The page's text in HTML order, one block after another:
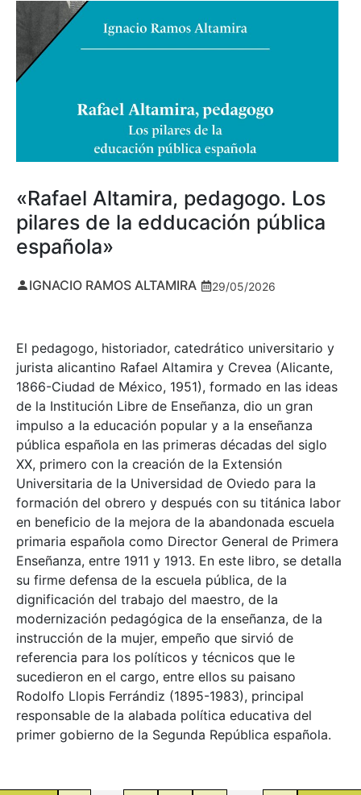
«Rafael Altamira, pedagogo. Los
pilares de la edducación pública
española»
IGNACIO RAMOS ALTAMIRA 29/05/2026
El pedagogo, historiador, catedrático universitario y
jurista alicantino Rafael Altamira y Crevea (Alicante,
1866-Ciudad de México, 1951), formado en las ideas
de la Institución Libre de Enseñanza, dio un gran
impulso a la educación popular y a la enseñanza
pública española en las primeras décadas del siglo
XX, primero con la creación de la Extensión
Universitaria de la Universidad de Oviedo para la
formación del obrero y después con su titánica labor
en beneficio de la mejora de la abandonada escuela
primaria española como Director General de Primera
Enseñanza, entre 1911 y 1913. En este libro, se detalla
su firme defensa de la escuela pública, de la
dignificación del trabajo del maestro, de la
modernización pedagógica de la enseñanza, de la
instrucción de la mujer, empeño que sirvió de
referencia para los políticos y técnicos que le
sucedieron en el cargo, entre ellos su paisano
Rodolfo Llopis Ferrándiz (1895-1983), principal
responsable de la alabada política educativa del
primer gobierno de la Segunda República española.